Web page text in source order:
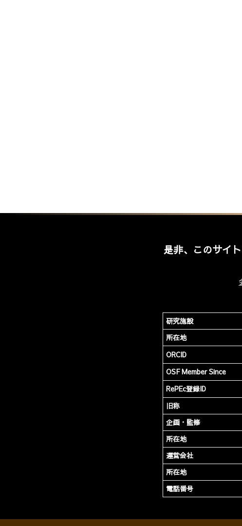
是非、このサイ
研究施設
所在地
ORCID
OSF Member Since
RePEc登録ID
旧称
企画・監修
所在地
運営会社
所在地
電話番号